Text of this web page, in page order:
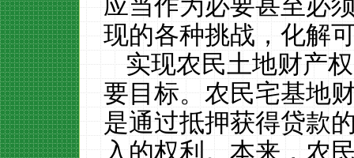
现的各种挑战，化解
实现农民土地财产
要目标。农民宅基地
是通过抵押获得贷款
入的权利。本来，农